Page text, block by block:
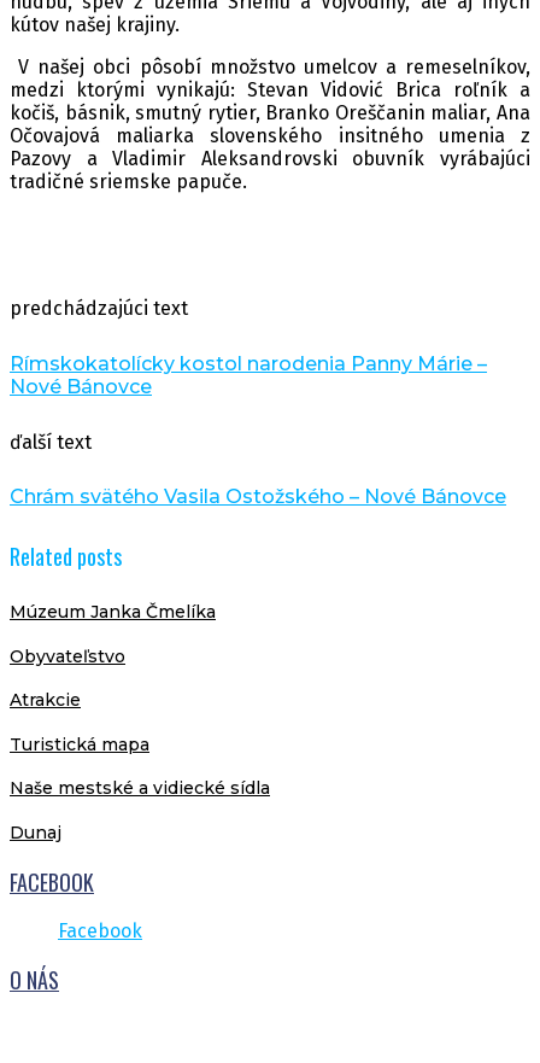
kútov našej krajiny.
V našej obci pôsobí množstvo umelcov a remeselníkov,
medzi ktorými vynikajú: Stevan Vidović Brica roľník a
kočiš, básnik, smutný rytier, Branko Oreščanin maliar, Ana
Očovajová maliarka slovenského insitného umenia z
Pazovy a Vladimir Aleksandrovski obuvník vyrábajúci
tradičné sriemske papuče.
predchádzajúci text
Rímskokatolícky kostol narodenia Panny Márie –
Nové Bánovce
ďalší text
Chrám svätého Vasila Ostožského – Nové Bánovce
Related posts
Múzeum Janka Čmelíka
Obyvateľstvo
Atrakcie
Turistická mapa
Naše mestské a vidiecké sídla
Dunaj
FACEBOOK
Facebook
O NÁS